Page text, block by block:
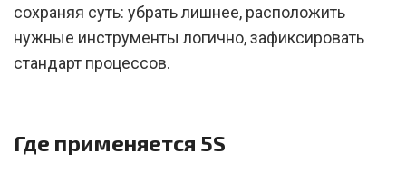
сохраняя суть: убрать лишнее, расположить
нужные инструменты логично, зафиксировать
стандарт процессов.
Где применяется 5S